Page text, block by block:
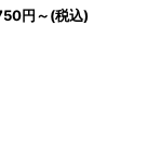
円～(税込)